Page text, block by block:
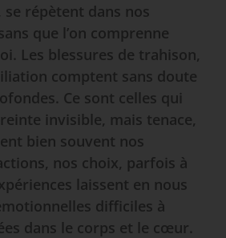
se répètent dans nos
que l’on comprenne
Les blessures de trahison,
comptent sans doute
Ce sont celles qui
invisible, mais tenace,
bien souvent nos
nos choix, parfois à
laissent en nous
difficiles à
dans le corps et le cœur.